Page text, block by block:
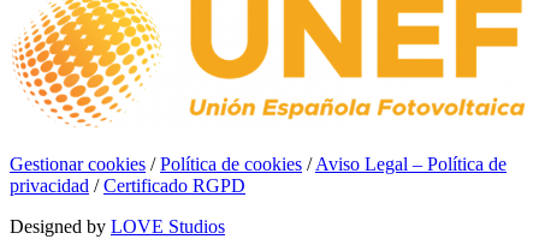
Gestionar cookies /Política de cookies /Aviso Legal – Política de
privacidad /Certificado RGPD
Designed by LOVE Studios